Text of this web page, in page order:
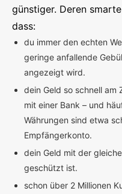
günstiger. Deren
dass:
du immer den echten
geringe anfallende
angezeigt wird.
dein Geld so schnell am
mit einer Bank – und
Währungen sind etwa
Empfängerkonto.
dein Geld mit der
geschützt ist.
schon über 2 Millionen